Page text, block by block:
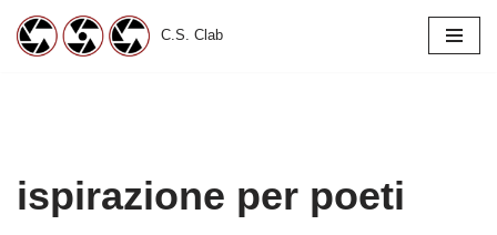
Vai
C.S. Clab
ispirazione per poeti